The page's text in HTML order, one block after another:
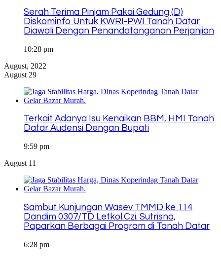
Serah Terima Pinjam Pakai Gedung (D)
Diskominfo Untuk KWRI-PWI Tanah Datar
Diawali Dengan Penandatanganan Perjanjian
10:28 pm
August, 2022
August 29
Terkait Adanya Isu Kenaikan BBM, HMI Tanah
Datar Audensi Dengan Bupati
9:59 pm
August 11
Sambut Kunjungan Wasev TMMD ke 114
Dandim 0307/TD Letkol.Czi. Sutrisno,
Paparkan Berbagai Program di Tanah Datar
6:28 pm